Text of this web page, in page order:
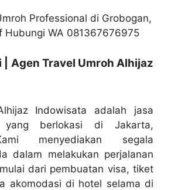
| Agen Travel Umroh Alhijaz
Indowisata adalah jasa
berlokasi di Jakarta,
menyediakan segala
dalam melakukan perjalanan
dari pembuatan visa, tiket
akomodasi di hotel selama di